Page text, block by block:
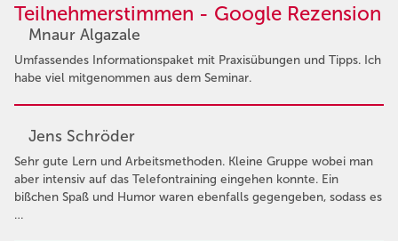
Teilnehmerstimmen - Google Rezension
Mnaur Algazale
Umfassendes Informationspaket mit Praxisübungen und Tipps. Ich
habe viel mitgenommen aus dem Seminar.
Jens Schröder
Sehr gute Lern und Arbeitsmethoden. Kleine Gruppe wobei man
aber intensiv auf das Telefontraining eingehen konnte. Ein
bißchen Spaß und Humor waren ebenfalls gegengeben, sodass es
…